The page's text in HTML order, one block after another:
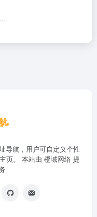
导航，用户可自定义个性
页。 本站由 橙域网络 提